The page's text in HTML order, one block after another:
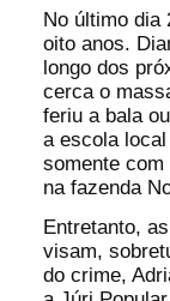
No último dia
oito anos.
longo dos
cerca o
feriu a bala
a escola
somente com
na fazenda
Entretanto,
visam,
do crime,